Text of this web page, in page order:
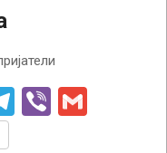
Telegram
Viber